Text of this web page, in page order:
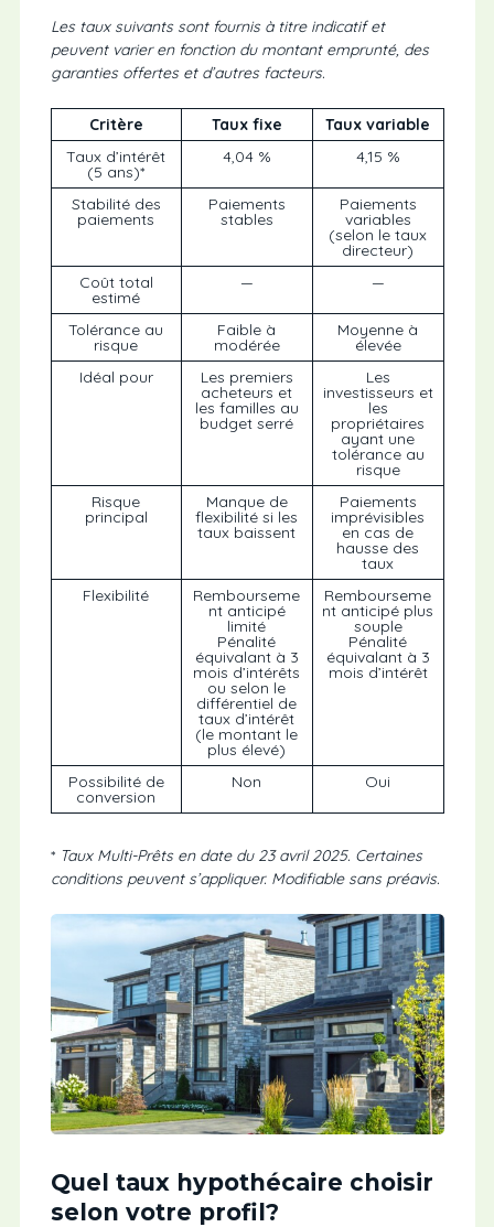
Les taux suivants sont fournis à titre indicatif et
peuvent varier en fonction du montant emprunté, des
garanties offertes et d’autres facteurs.
Critère Taux fixe
Taux variable
Taux d’intérêt
(5 ans)*
4,04 % 4,15 %
Stabilité des
paiements
Paiements
stables
Paiements
variables
(selon le taux
directeur)
Coût total
estimé
— —
Tolérance au
risque
Faible à
modérée
Moyenne à
élevée
Idéal pour
Les premiers
acheteurs et
les familles au
budget serré
Les
investisseurs et
les
propriétaires
ayant une
tolérance au
risque
Risque
principal
Manque de
flexibilité si les
taux baissent
Paiements
imprévisibles
en cas de
hausse des
taux
Flexibilité
Rembourseme
nt anticipé
limité
Pénalité
équivalant à 3
mois d’intérêts
ou selon le
différentiel de
taux d’intérêt
(le montant le
plus élevé)
Rembourseme
nt anticipé plus
souple
Pénalité
équivalant à 3
mois d’intérêt
Possibilité de
conversion
Non Oui
* Taux Multi-Prêts en date du 23 avril 2025. Certaines
conditions peuvent s’appliquer. Modifiable sans préavis.
Quel taux hypothécaire choisir
selon votre profil?